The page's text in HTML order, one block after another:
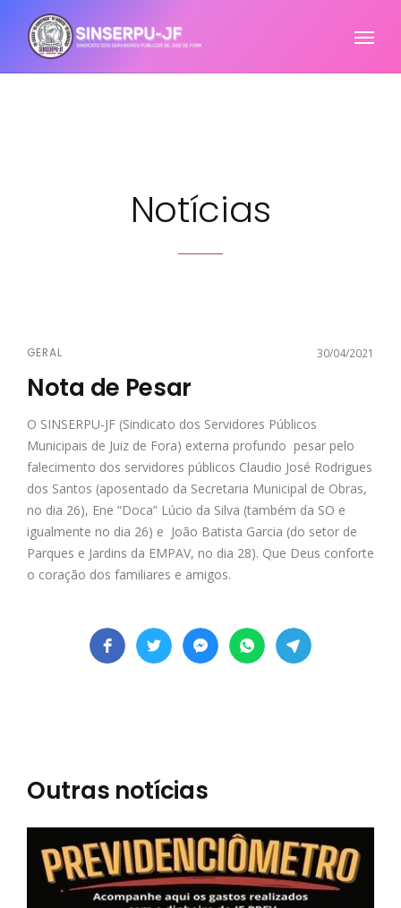
Notícias
GERAL 30/04/2021
Nota de Pesar
O SINSERPU-JF (Sindicato dos Servidores Públicos
Municipais de Juiz de Fora) externa profundo pesar pelo
falecimento dos servidores públicos Claudio José Rodrigues
dos Santos (aposentado da Secretaria Municipal de Obras,
no dia 26), Ene “Doca” Lúcio da Silva (também da SO e
igualmente no dia 26) e João Batista Garcia (do setor de
Parques e Jardins da EMPAV, no dia 28). Que Deus conforte
o coração dos familiares e amigos.
Outras notícias